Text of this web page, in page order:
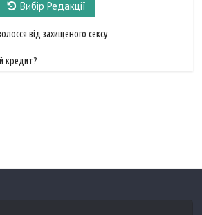
Вибір Редакції
від захищеного сексу
кредит?